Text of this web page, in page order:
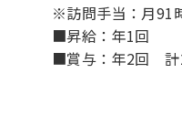
※訪問手当：月91
■昇給：年1回
■賞与：年2回 計2